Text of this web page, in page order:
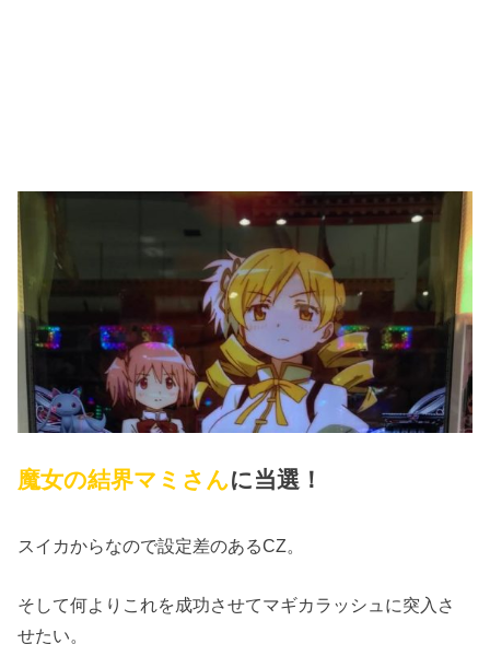
魔女の結界マミさんに当選！
スイカからなので設定差のあるCZ。
そして何よりこれを成功させてマギカラッシュに突入さ
せたい。